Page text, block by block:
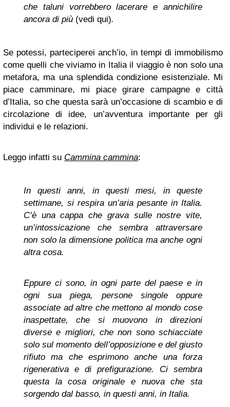
che taluni vorrebbero lacerare e annichilire
ancora di più (vedi qui).
Se potessi, parteciperei anch’io, in tempi di immobilismo
come quelli che viviamo in Italia il viaggio è non solo una
metafora, ma una splendida condizione esistenziale. Mi
piace camminare, mi piace girare campagne e città
d’Italia, so che questa sarà un’occasione di scambio e di
circolazione di idee, un’avventura importante per gli
individui e le relazioni.
Leggo infatti su Cammina cammina:
In questi anni, in questi mesi, in queste
settimane, si respira un’aria pesante in Italia.
C’è una cappa che grava sulle nostre vite,
un’intossicazione che sembra attraversare
non solo la dimensione politica ma anche ogni
altra cosa.
Eppure ci sono, in ogni parte del paese e in
ogni sua piega, persone singole oppure
associate ad altre che mettono al mondo cose
inaspettate, che si muovono in direzioni
diverse e migliori, che non sono schiacciate
solo sul momento dell’opposizione e del giusto
rifiuto ma che esprimono anche una forza
rigenerativa e di prefigurazione. Ci sembra
questa la cosa originale e nuova che sta
sorgendo dal basso, in questi anni, in Italia.